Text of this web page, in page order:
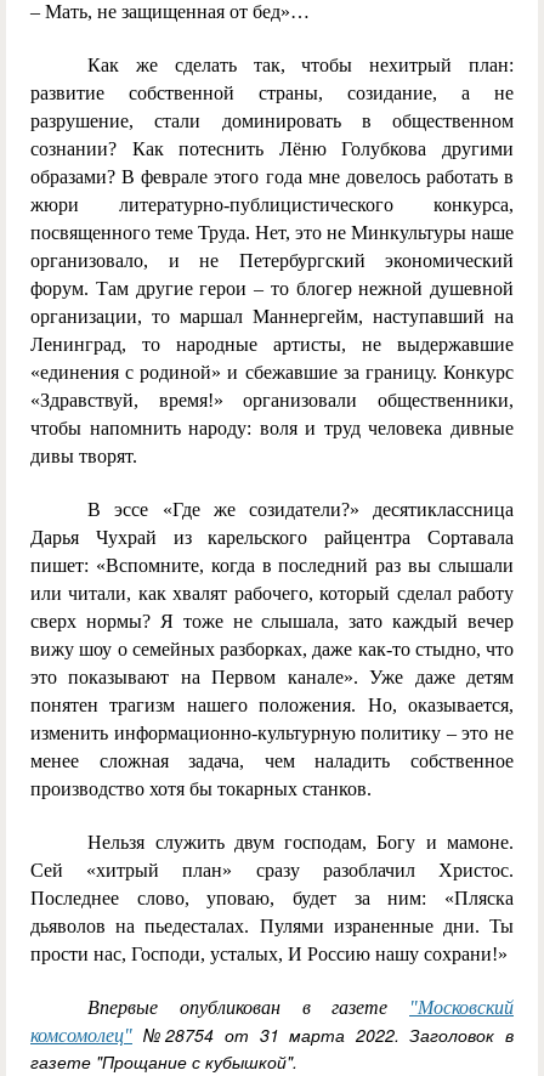
– Мать, не защищенная от бед»…
Как же сделать так, чтобы нехитрый план:
развитие собственной страны, созидание, а не
разрушение, стали доминировать в общественном
сознании? Как потеснить Лёню Голубкова другими
образами? В феврале этого года мне довелось работать в
жюри литературно-публицистического конкурса,
посвященного теме Труда. Нет, это не Минкультуры наше
организовало, и не Петербургский экономический
форум. Там другие герои – то блогер нежной душевной
организации, то маршал Маннергейм, наступавший на
Ленинград, то народные артисты, не выдержавшие
«единения с родиной» и сбежавшие за границу. Конкурс
«Здравствуй, время!» организовали общественники,
чтобы напомнить народу: воля и труд человека дивные
дивы творят.
В эссе «Где же созидатели?» десятиклассница
Дарья Чухрай из карельского райцентра Сортавала
пишет: «Вспомните, когда в последний раз вы слышали
или читали, как хвалят рабочего, который сделал работу
сверх нормы? Я тоже не слышала, зато каждый вечер
вижу шоу о семейных разборках, даже как-то стыдно, что
это показывают на Первом канале». Уже даже детям
понятен трагизм нашего положения. Но, оказывается,
изменить информационно-культурную политику – это не
менее сложная задача, чем наладить собственное
производство хотя бы токарных станков.
Нельзя служить двум господам, Богу и мамоне.
Сей «хитрый план» сразу разоблачил Христос.
Последнее слово, уповаю, будет за ним: «Пляска
дьяволов на пьедесталах. Пулями израненные дни. Ты
прости нас, Господи, усталых, И Россию нашу сохрани!»
Впервые опубликован в газете
"Московский
комсомолец" №28754 от 31 марта 2022. Заголовок в
газете "Прощание с кубышкой".